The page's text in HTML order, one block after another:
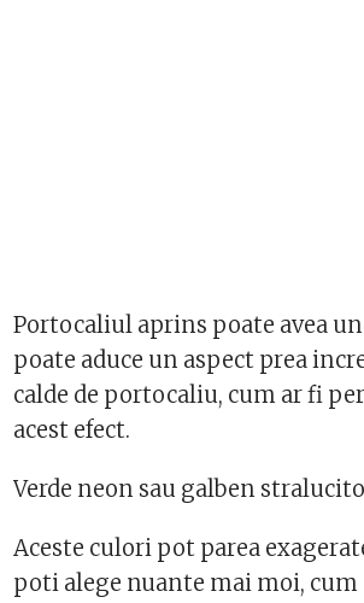
Portocaliul aprins poate avea
poate aduce un aspect prea
calde de portocaliu, cum ar fi
acest efect.
Verde neon sau galben
Aceste culori pot parea
poti alege nuante mai moi, cum